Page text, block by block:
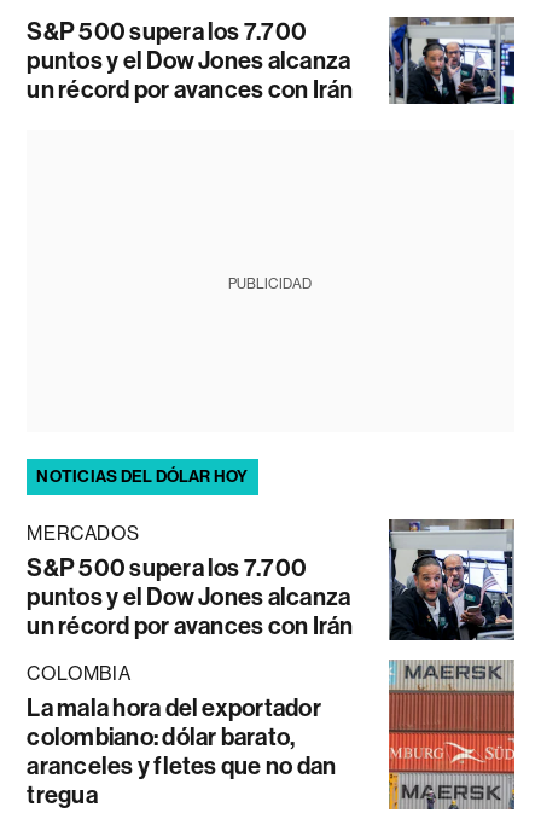
S&P 500 supera los 7.700
puntos y el Dow Jones alcanza
un récord por avances con Irán
PUBLICIDAD
NOTICIAS DEL DÓLAR HOY
MERCADOS
S&P 500 supera los 7.700
puntos y el Dow Jones alcanza
un récord por avances con Irán
COLOMBIA
La mala hora del exportador
colombiano: dólar barato,
aranceles y fletes que no dan
tregua